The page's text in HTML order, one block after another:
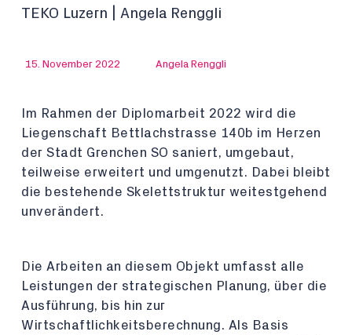
TEKO Luzern | Angela Renggli
15. November 2022 Angela Renggli
Im Rahmen der Diplomarbeit 2022 wird die
Liegenschaft Bettlachstrasse 140b im Herzen
der Stadt Grenchen SO saniert, umgebaut,
teilweise erweitert und umgenutzt. Dabei bleibt
die bestehende Skelettstruktur weitestgehend
unverändert.
Die Arbeiten an diesem Objekt umfasst alle
Leistungen der strategischen Planung, über die
Ausführung, bis hin zur
Wirtschaftlichkeitsberechnung. Als Basis